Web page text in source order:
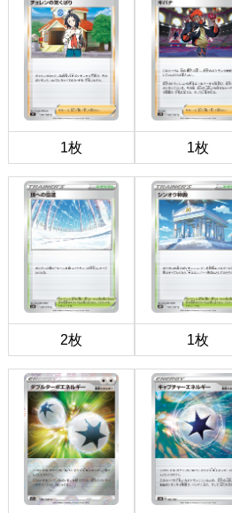
1枚 1枚
2枚 1枚